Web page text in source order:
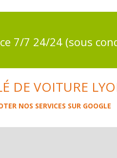
7/7 24/24 (sous
DE VOITURE
NOS SERVICES SUR GOOGLE